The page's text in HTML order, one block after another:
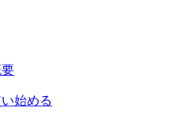
要
い始める